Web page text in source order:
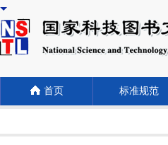
首页 标准规范